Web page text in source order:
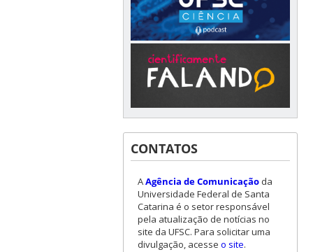
CONTATOS
AAgência de Comunicaçãoda
Universidade Federal de Santa
Catarina é o setor responsável
pela atualização de notícias no
site da UFSC. Para solicitar uma
divulgação, acesse o site.